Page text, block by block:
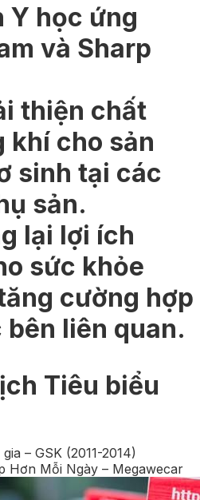
Y học ứng
và Sharp
thiện chất
khí cho sản
sinh tại các
sản.
lại lợi ích
sức khỏe
cường hợp
liên quan.
Tiêu biểu
– GSK (2011-2014)
Hơn Mỗi Ngày – Megawecar